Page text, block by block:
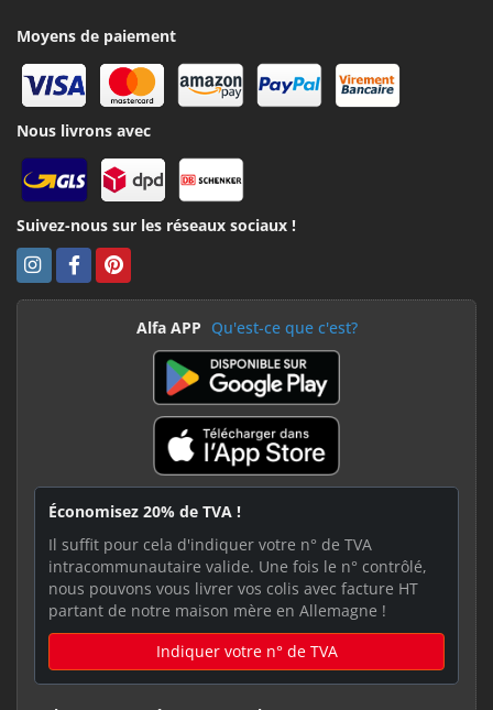
Moyens de paiement
Nous livrons avec
Suivez-nous sur les réseaux sociaux !
Alfa APP Qu'est-ce que c'est?
Économisez 20% de TVA !
Il suffit pour cela d'indiquer votre n° de TVA
intracommunautaire valide. Une fois le n° contrôlé,
nous pouvons vous livrer vos colis avec facture HT
partant de notre maison mère en Allemagne !
Indiquer votre n° de TVA